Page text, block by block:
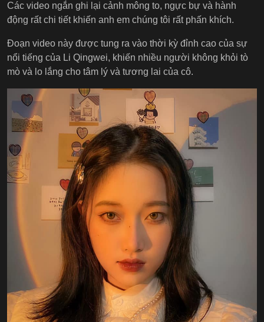
Các video ngắn ghi lại cảnh mông to, ngực bự và hành
động rất chi tiết khiến anh em chúng tôi rất phấn khích.
Đoạn video này được tung ra vào thời kỳ đỉnh cao của sự
nổi tiếng của Li Qingwei, khiến nhiều người không khỏi tò
mò và lo lắng cho tâm lý và tương lai của cô.